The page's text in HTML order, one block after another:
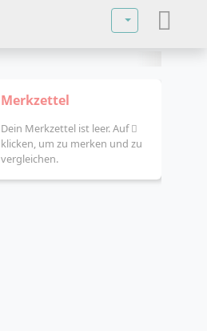
Sprache
Merkzettel
Dein Merkzettel ist leer. Auf
klicken, um zu merken und zu
vergleichen.